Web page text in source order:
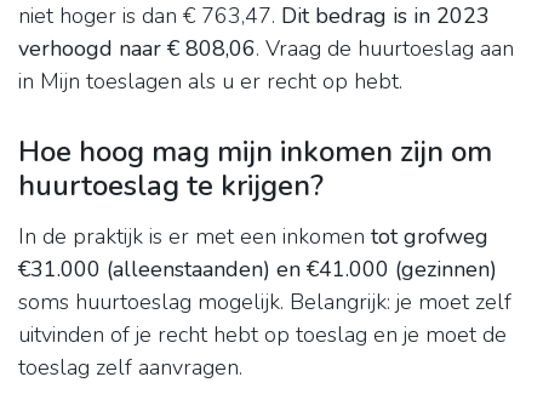
niet hoger is dan € 763,47. Dit bedrag is in 2023
verhoogd naar € 808,06. Vraag de huurtoeslag aan
in Mijn toeslagen als u er recht op hebt.
Hoe hoog mag mijn inkomen zijn om
huurtoeslag te krijgen?
In de praktijk is er met een inkomen tot grofweg
€31.000 (alleenstaanden) en €41.000 (gezinnen)
soms huurtoeslag mogelijk. Belangrijk: je moet zelf
uitvinden of je recht hebt op toeslag en je moet de
toeslag zelf aanvragen.